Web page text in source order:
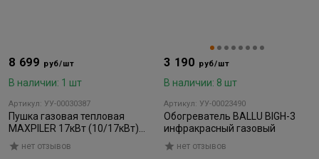
8 699 руб/шт
В наличии: 1 шт
Артикул: УУ-00030387
Пушка газовая тепловая
MAXPILER 17кВт (10/17кВт)
320 м³/ч расх 0,7-1,2 кг/ч
пьезоподжиг 1/1
нет отзывов
3 190 руб/шт
В наличии: 8 шт
Артикул: УУ-00023490
Обогреватель BALLU BIGH-3
инфракрасный газовый
нет отзывов